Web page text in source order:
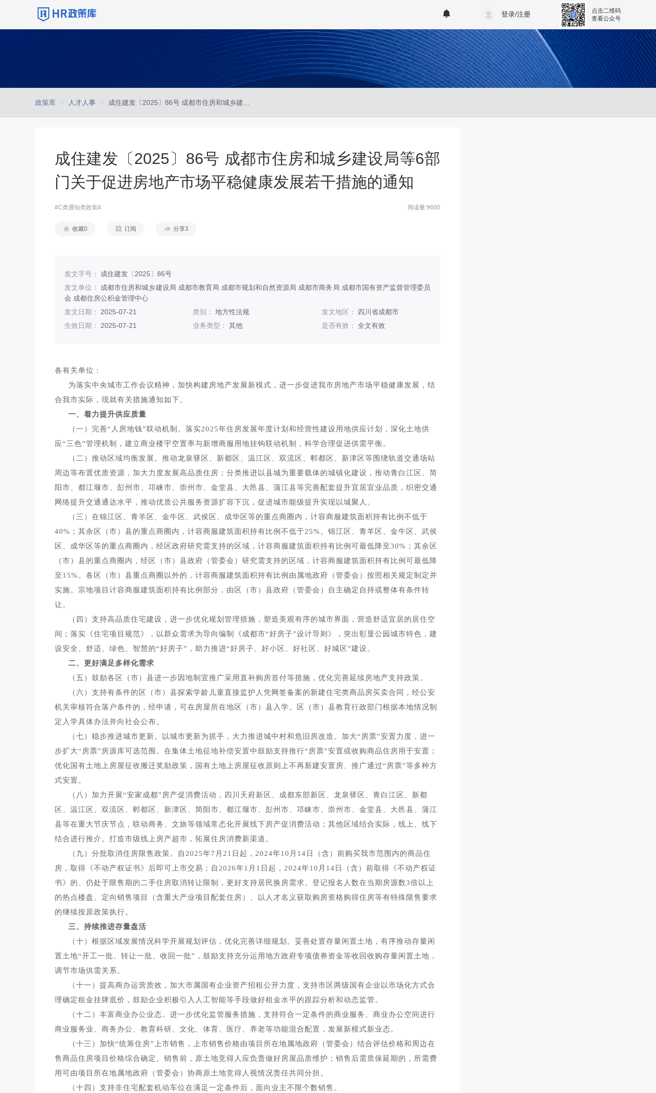
登录/注册
点击二维码
查看公众号
政策库 人才人事
成住建发〔2025〕86号 成都市住房和城乡建设局等6部
门关于促进房地产市场平稳健康发展若干措施的通知
#C类通知类政策# 阅读量:9600
收藏0 订阅 分享3
发文字号： 成住建发〔2025〕86号
发文单位： 成都市住房和城乡建设局 成都市教育局 成都市规划和自然资源局 成都市商务局 成都市国有资产监督管理委员
会 成都住房公积金管理中心
发文日期： 2025-07-21 类别：地方性法规 发文地区： 四川省成都市
生效日期： 2025-07-21 业务类型：其他 是否有效： 全文有效
各有关单位：
为落实中央城市工作会议精神，加快构建房地产发展新模式，进一步促进我市房地产市场平稳健康发展，结
合我市实际，现就有关措施通知如下。
一、着力提升供应质量
（一）完善“人房地钱”联动机制。落实2025年住房发展年度计划和经营性建设用地供应计划，深化土地供
应“三色”管理机制，建立商业楼宇空置率与新增商服用地挂钩联动机制，科学合理促进供需平衡。
（二）推动区域均衡发展。推动龙泉驿区、新都区、温江区、双流区、郫都区、新津区等围绕轨道交通场站
周边等布置优质资源，加大力度发展高品质住房；分类推进以县城为重要载体的城镇化建设，推动青白江区、简
阳市、都江堰市、彭州市、邛崃市、崇州市、金堂县、大邑县、蒲江县等完善配套提升宜居宜业品质，织密交通
网络提升交通通达水平，推动优质公共服务资源扩容下沉，促进城市能级提升实现以城聚人。
（三）在锦江区、青羊区、金牛区、武侯区、成华区等的重点商圈内，计容商服建筑面积持有比例不低于
40%；其余区（市）县的重点商圈内，计容商服建筑面积持有比例不低于25%。锦江区、青羊区、金牛区、武侯
区、成华区等的重点商圈内，经区政府研究需支持的区域，计容商服建筑面积持有比例可最低降至30%；其余区
（市）县的重点商圈内，经区（市）县政府（管委会）研究需支持的区域，计容商服建筑面积持有比例可最低降
至15%。各区（市）县重点商圈以外的，计容商服建筑面积持有比例由属地政府（管委会）按照相关规定制定并
实施。宗地项目计容商服建筑面积持有比例部分，由区（市）县政府（管委会）自主确定自持或整体有条件转
让。
（四）支持高品质住宅建设，进一步优化规划管理措施，塑造美观有序的城市界面，营造舒适宜居的居住空
间；落实《住宅项目规范》，以群众需求为导向编制《成都市“好房子”设计导则》，突出彰显公园城市特色，建
设安全、舒适、绿色、智慧的“好房子”，助力推进“好房子、好小区、好社区、好城区”建设。
二、更好满足多样化需求
（五）鼓励各区（市）县进一步因地制宜推广采用直补购房首付等措施，优化完善延续房地产支持政策。
（六）支持有条件的区（市）县探索学龄儿童直接监护人凭网签备案的新建住宅类商品房买卖合同，经公安
机关审核符合落户条件的，经申请，可在房屋所在地区（市）县入学。区（市）县教育行政部门根据本地情况制
定入学具体办法并向社会公布。
（七）稳步推进城市更新。以城市更新为抓手，大力推进城中村和危旧房改造。加大“房票”安置力度，进一
步扩大“房票”房源库可选范围。在集体土地征地补偿安置中鼓励支持推行“房票”安置或收购商品住房用于安置；
优化国有土地上房屋征收搬迁奖励政策，国有土地上房屋征收原则上不再新建安置房、推广通过“房票”等多种方
式安置。
（八）加力开展“安家成都”房产促消费活动，四川天府新区、成都东部新区、龙泉驿区、青白江区、新都
区、温江区、双流区、郫都区、新津区、简阳市、都江堰市、彭州市、邛崃市、崇州市、金堂县、大邑县、蒲江
县等在重大节庆节点，联动商务、文旅等领域常态化开展线下房产促消费活动；其他区域结合实际，线上、线下
结合进行推介。打造市级线上房产超市，拓展住房消费新渠道。
（九）分批取消住房限售政策。自2025年7月21日起，2024年10月14日（含）前购买我市范围内的商品住
房，取得《不动产权证书》后即可上市交易；自2026年1月1日起，2024年10月14日（含）前取得《不动产权证
书》的、仍处于限售期的二手住房取消转让限制，更好支持居民换房需求。登记报名人数在当期房源数3倍以上
的热点楼盘、定向销售项目（含重大产业项目配套住房）、以人才名义获取购房资格购得住房等有特殊限售要求
的继续按原政策执行。
三、持续推进存量盘活
（十）根据区域发展情况科学开展规划评估，优化完善详细规划。妥善处置存量闲置土地，有序推动存量闲
置土地“开工一批、转让一批、收回一批”，鼓励支持充分运用地方政府专项债券资金等收回收购存量闲置土地，
调节市场供需关系。
（十一）提高商办运营质效，加大市属国有企业资产招租公开力度，支持市区两级国有企业以市场化方式合
理确定租金挂牌底价，鼓励企业积极引入人工智能等手段做好租金水平的跟踪分析和动态监管。
（十二）丰富商业办公业态。进一步优化监管服务措施，支持符合一定条件的商业服务、商业办公空间进行
商业服务业、商务办公、教育科研、文化、体育、医疗、养老等功能混合配置，发展新模式新业态。
（十三）加快“统筹住房”上市销售，上市销售价格由项目所在地属地政府（管委会）结合评估价格和周边在
售商品住房项目价格综合确定。销售前，原土地竞得人应负责做好房屋品质维护；销售后需质保延期的，所需费
用可由项目所在地属地政府（管委会）协商原土地竞得人视情况责任共同分担。
（十四）支持非住宅配套机动车位在满足一定条件后，面向业主不限个数销售。